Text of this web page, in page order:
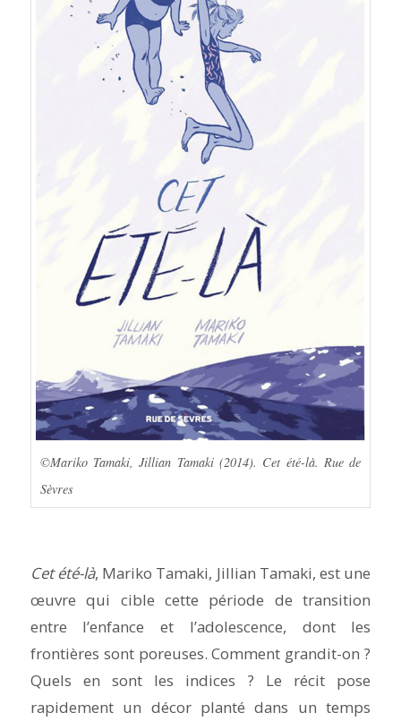
©Mariko Tamaki, Jillian Tamaki (2014). Cet été-là. Rue de
Sèvres
Cet été-là, Mariko Tamaki, Jillian Tamaki, est une
œuvre qui cible cette période de transition
entre l’enfance et l’adolescence, dont les
frontières sont poreuses. Comment grandit-on ?
Quels en sont les indices ? Le récit pose
rapidement un décor planté dans un temps